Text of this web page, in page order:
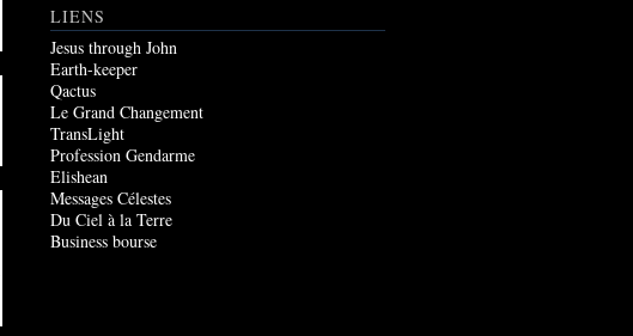
LIENS
Jesus through John
Earth-keeper
Qactus
Le Grand Changement
TransLight
Profession Gendarme
Elishean
Messages Célestes
Du Ciel à la Terre
Business bourse